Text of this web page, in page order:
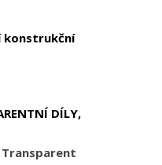
konstrukční
DÍLY,
Transparent